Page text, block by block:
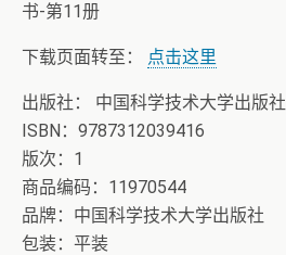
书-第11册
下载页面转至： 点击这里
出版社： 中国科学技术大学出版社
ISBN：9787312039416
版次：1
商品编码：11970544
品牌：中国科学技术大学出版社
包装：平装